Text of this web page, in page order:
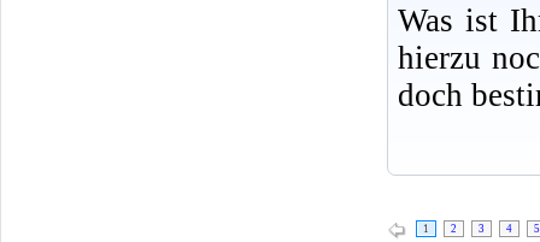
Was ist
hierzu
doch
1 2 3 4 5